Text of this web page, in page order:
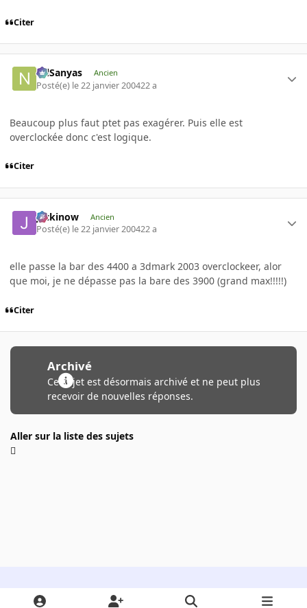
Citer
NilSanyas Ancien
Posté(e) le 22 janvier 200422 a
Beaucoup plus faut ptet pas exagérer. Puis elle est
overclockée donc c'est logique.
Citer
jackinow Ancien
Posté(e) le 22 janvier 200422 a
elle passe la bar des 4400 a 3dmark 2003 overclockeer, alor
que moi, je ne dépasse pas la bare des 3900 (grand max!!!!!)
Citer
Archivé
Ce sujet est désormais archivé et ne peut plus
recevoir de nouvelles réponses.
Aller sur la liste des sujets